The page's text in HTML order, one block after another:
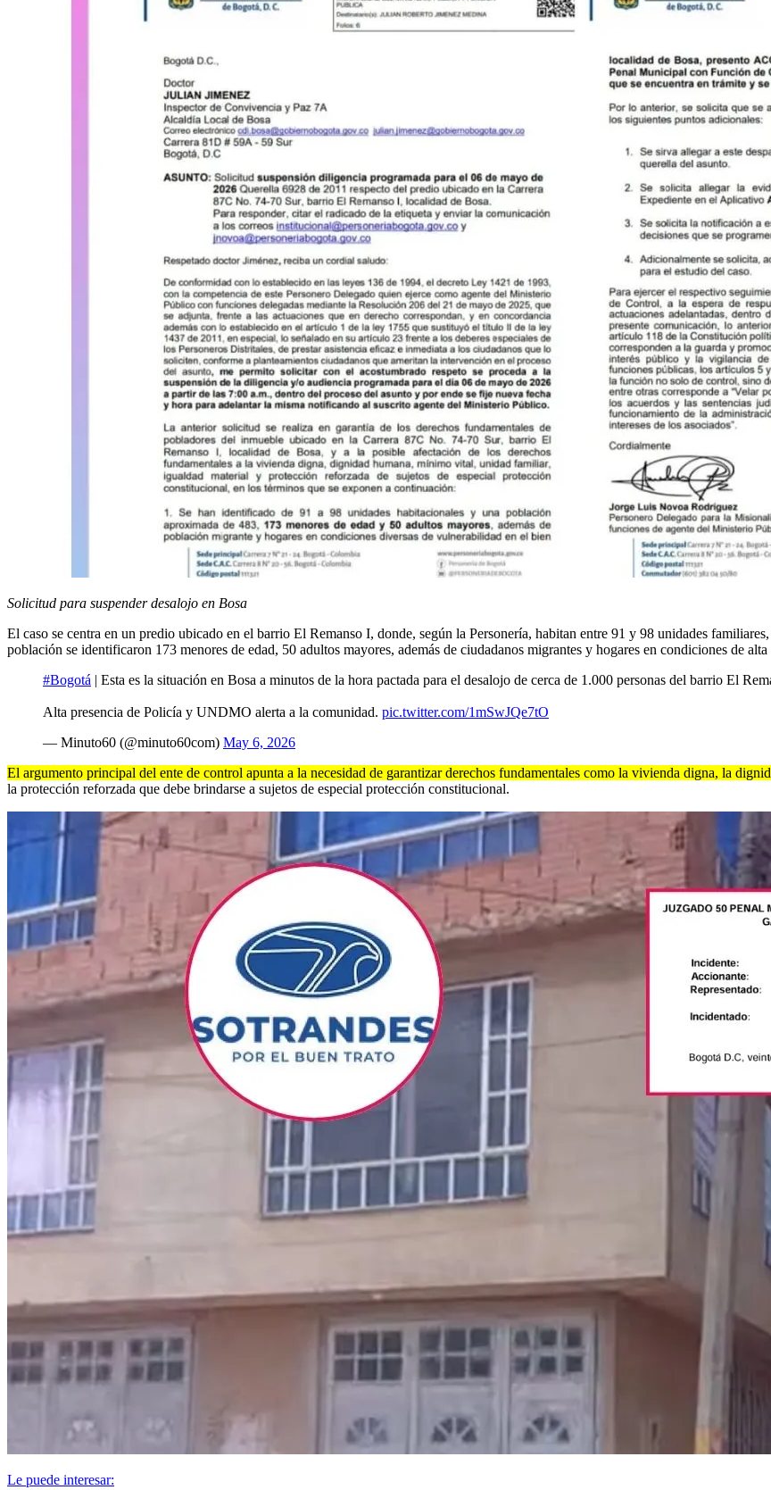
Solicitud para suspender desalojo en Bosa
El caso se centra en un predio ubicado en el barrio El Remanso I, donde, según la Personería, habitan entre 91 y 98 unidades
población se identificaron 173 menores de edad, 50 adultos mayores, además de ciudadanos migrantes y hogares en condiciones de
#Bogotá | Esta es la situación en Bosa a minutos de la hora pactada para el desalojo de cerca de 1.000 personas del barrio El
Alta presencia de Policía y UNDMO alerta a la comunidad. pic.twitter.com/1mSwJQe7tO
— Minuto60 (@minuto60com) May 6, 2026
El argumento principal del ente de control apunta a la necesidad de garantizar derechos fundamentales como la vivienda digna, la
la protección reforzada que debe brindarse a sujetos de especial protección constitucional.
Le puede interesar: